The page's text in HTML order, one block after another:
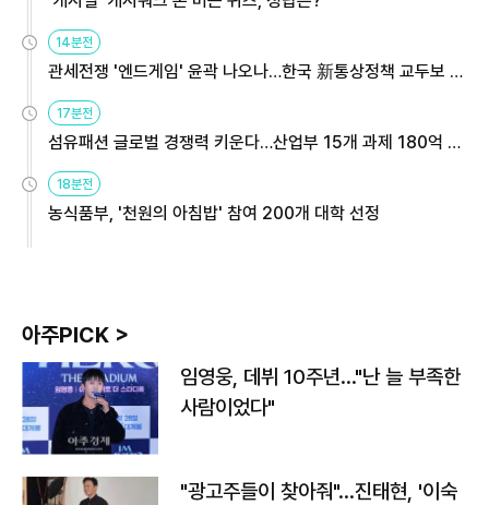
14분전
관세전쟁 '엔드게임' 윤곽 나오나…한국 新통상정책 교두보 활
17분전
섬유패션 글로벌 경쟁력 키운다…산업부 15개 과제 180억 지
18분전
농식품부, '천원의 아침밥' 참여 200개 대학 선정
아주PICK >
임영웅, 데뷔 10주년…"난 늘 부족한
사람이었다"
"광고주들이 찾아줘"…진태현, '이숙